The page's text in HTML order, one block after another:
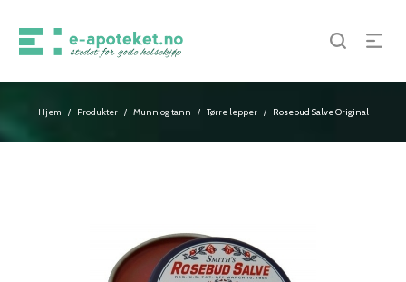
Hjem / Produkter / Munn og tann / Tørre lepper / Rosebud Salve Original